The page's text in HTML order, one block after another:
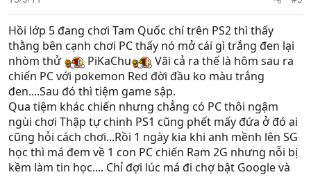
Hồi lớp 5 đang chơi Tam Quốc chí trên PS2 thì thấy
thằng bên cạnh chơi PC thấy nó mở cái gì trắng đen lại
nhòm thử
PiKaChu
Vãi cả ra thế là hôm sau ra
chiến PC với pokemon Red đời đầu ko màu trắng
đen....Sau đó thì tiệm game sập.
Qua tiệm khác chiến nhưng chẳng có PC thôi ngậm
ngùi chơi Thập tự chinh PS1 cũng phết mấy đứa ở đó ai
cũng hỏi cách chơi...Rồi 1 ngày kia khi anh mềnh lên SG
học thì má đem về 1 con PC chiến Ram 2G nhưng nỗi bị
kềm làm tin học.... Chỉ đợi lúc má đi chợ bật Google và